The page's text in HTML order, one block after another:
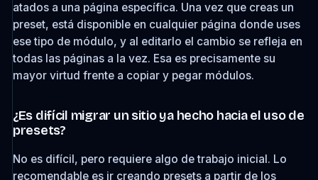
atados a una página específica. Una vez que creas un
preset, está disponible en cualquier página donde uses
ese tipo de módulo, y al editarlo el cambio se refleja en
todas las páginas a la vez. Esa es precisamente su
mayor virtud frente a copiar y pegar módulos.
¿Es difícil migrar un sitio ya hecho hacia el uso de
presets?
No es difícil, pero requiere algo de trabajo inicial. Lo
recomendable es ir creando presets a partir de los